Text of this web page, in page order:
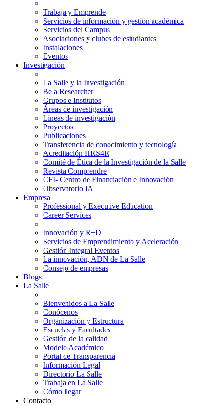
Trabaja y Emprende
Servicios de información y gestión académica
Servicios del Campus
Asociaciones y clubes de estudiantes
Instalaciones
Eventos
Investigación
La Salle y la Investigación
Be a Researcher
Grupos e Institutos
Áreas de investigación
Líneas de investigación
Proyectos
Publicaciones
Transferencia de conocimiento y tecnología
Acreditación HRS4R
Comité de Ética de la Investigación de la Salle
Revista Comprendre
CFI- Centro de Financiación e Innovación
Observatorio IA
Empresa
Professional y Executive Education
Career Services
Innovación y R+D
Servicios de Emprendimiento y Aceleración
Gestión Integral Eventos
La innovación, ADN de La Salle
Consejo de empresas
Blogs
La Salle
Bienvenidos a La Salle
Conócenos
Organización y Estructura
Escuelas y Facultades
Gestión de la calidad
Modelo Académico
Portal de Transparencia
Información Legal
Directorio La Salle
Trabaja en La Salle
Cómo llegar
Contacto